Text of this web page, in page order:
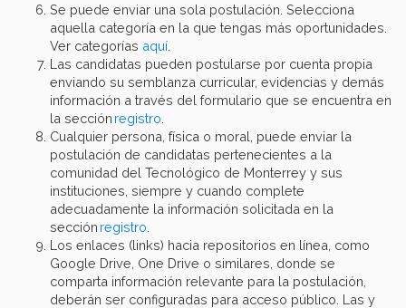
Se puede enviar una sola postulación. Selecciona
aquella categoría en la que tengas más oportunidades.
Ver categorías aquí
Las candidatas pueden postularse por cuenta propia
enviando su semblanza curricular, evidencias y demás
información a través del formulario que se encuentra en
la sección registro
Cualquier persona, física o moral, puede enviar la
postulación de candidatas pertenecientes a la
comunidad del Tecnológico de Monterrey y sus
instituciones, siempre y cuando complete
adecuadamente la información solicitada en la
sección registro
Los enlaces (links) hacia repositorios en línea, como
Google Drive, One Drive o similares, donde se
comparta información relevante para la postulación,
deberán ser configuradas para acceso público. Las y